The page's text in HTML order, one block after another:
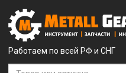
Работаем по всей РФ и СНГ